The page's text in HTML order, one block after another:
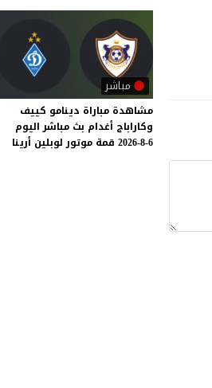
مباشر
مشاهدة مباراة دينامو كييف
وكاراباج أغدام بث مباشر اليوم
6-8-2026
قمة موتور لوبلين أرينا